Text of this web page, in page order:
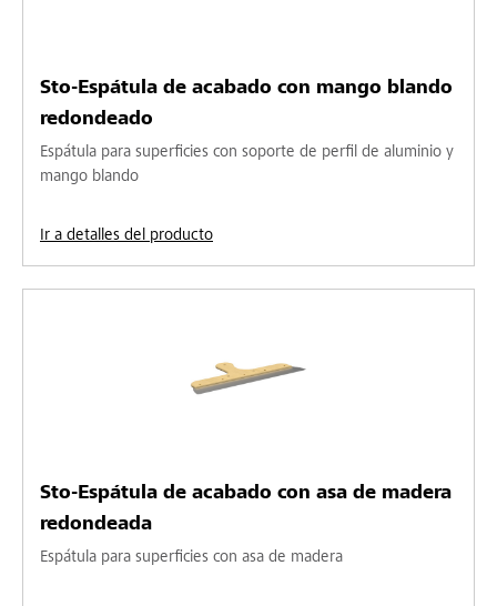
Sto-Espátula de acabado con mango blando
redondeado
Espátula para superficies con soporte de perfil de aluminio y
mango blando
Ir a detalles del producto
Sto-Espátula de acabado con asa de madera
redondeada
Espátula para superficies con asa de madera